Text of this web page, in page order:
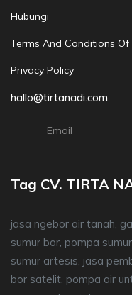
Hubungi
Terms And Conditions Of
Privacy Policy
hallo@tirtanadi.com
Email
Tag CV. TIRTA
jasa ngebor air tanah,
sumur bor, pompa
sumur artesis, jasa
bor satelit, pompa air